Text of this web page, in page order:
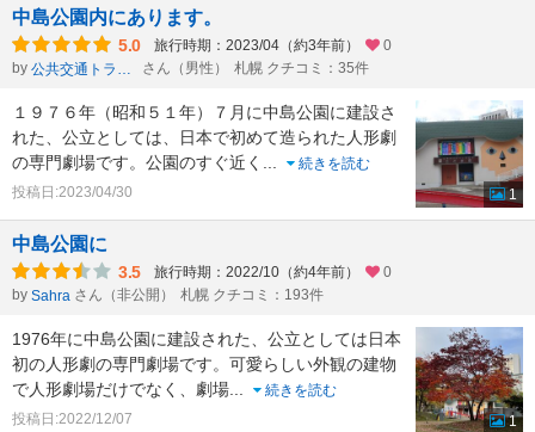
中島公園内にあります。
5.0 旅行時期：2023/04（約3年前）
0
by
公共交通トラベラーken さん（男性） 札幌 クチコミ：35件
１９７６年（昭和５１年）７月に中島公園に建設さ
れた、公立としては、日本で初めて造られた人形劇
の専門劇場です。公園のすぐ近く ...
続きを読む
投稿日:2023/04/30
1
中島公園に
3.5 旅行時期：2022/10（約4年前）
0
by Sahra さん（非公開） 札幌 クチコミ：193件
1976年に中島公園に建設された、公立としては日本
初の人形劇の専門劇場です。可愛らしい外観の建物
で人形劇場だけでなく、劇場...
続きを読む
投稿日:2022/12/07
1